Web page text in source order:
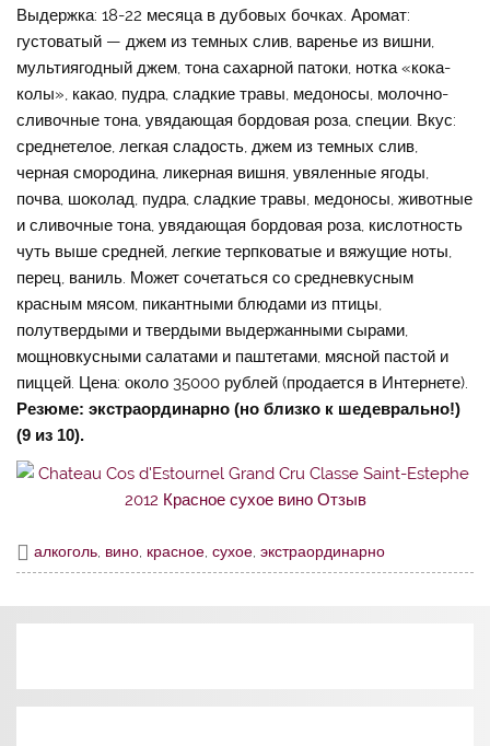
Выдержка: 18-22 месяца в дубовых бочках. Аромат:
густоватый — джем из темных слив, варенье из вишни,
мультиягодный джем, тона сахарной патоки, нотка «кока-
колы», какао, пудра, сладкие травы, медоносы, молочно-
сливочные тона, увядающая бордовая роза, специи. Вкус:
среднетелое, легкая сладость, джем из темных слив,
черная смородина, ликерная вишня, увяленные ягоды,
почва, шоколад, пудра, сладкие травы, медоносы, животные
и сливочные тона, увядающая бордовая роза, кислотность
чуть выше средней, легкие терпковатые и вяжущие ноты,
перец, ваниль. Может сочетаться со средневкусным
красным мясом, пикантными блюдами из птицы,
полутвердыми и твердыми выдержанными сырами,
мощновкусными салатами и паштетами, мясной пастой и
пиццей. Цена: около 35000 рублей (продается в Интернете).
Резюме: экстраординарно (но близко к шедеврально!)
(9 из 10).
алкоголь вино красное ,сухое ,экстраординарно